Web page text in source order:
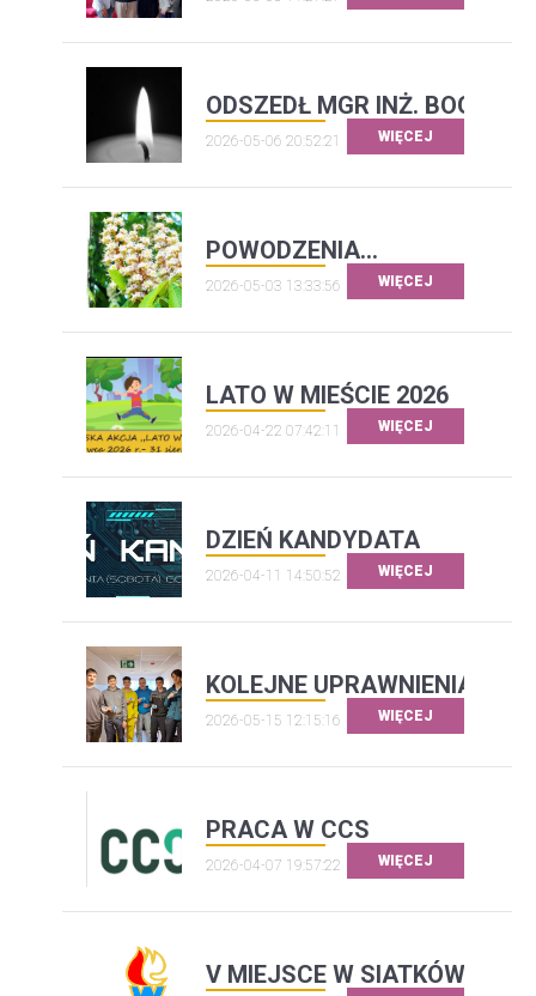
ODSZEDŁ MGR INŻ. BOGDAN
2026-05-06 20:52:21 WIĘCEJ
POWODZENIA...
2026-05-03 13:33:56 WIĘCEJ
LATO W MIEŚCIE 2026
2026-04-22 07:42:11 WIĘCEJ
DZIEŃ KANDYDATA
2026-04-11 14:50:52 WIĘCEJ
KOLEJNE UPRAWNIENIA
2026-05-15 12:15:16 WIĘCEJ
PRACA W CCS
2026-04-07 19:57:22 WIĘCEJ
V MIEJSCE W SIATKÓWCE